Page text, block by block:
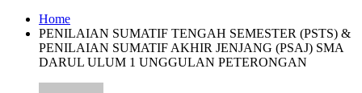
Home
PENILAIAN SUMATIF TENGAH SEMESTER (PSTS) &
PENILAIAN SUMATIF AKHIR JENJANG (PSAJ) SMA
DARUL ULUM 1 UNGGULAN PETERONGAN